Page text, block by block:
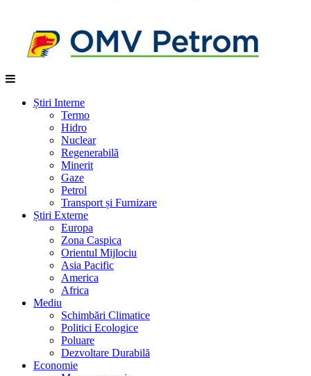
Știri Interne
Termo
Hidro
Nuclear
Regenerabilă
Minerit
Gaze
Petrol
Transport și Furnizare
Știri Externe
Europa
Zona Caspica
Orientul Mijlociu
Asia Pacific
America
Africa
Mediu
Schimbări Climatice
Politici Ecologice
Poluare
Dezvoltare Durabilă
Economie